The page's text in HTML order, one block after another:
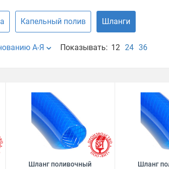
Капельный полив Шланги
А-Я Показывать: 12 24 36
Шланг поливочный
Шланг